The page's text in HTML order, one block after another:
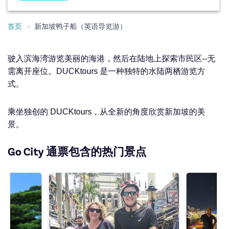
首页 新加坡鸭子船（英语导览游）
驶入滨海湾游览美丽的海港，然后在陆地上探索市民区--无
需离开座位。DUCKtours 是一种独特的水陆两栖游览方
式。
乘坐独创的 DUCKtours，从全新的角度欣赏新加坡的美
景。
Go City 通票包含的热门景点